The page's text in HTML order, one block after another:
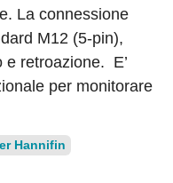
La connessione
M12 (5-pin),
e retroazione. E’
per monitorare
Hannifin